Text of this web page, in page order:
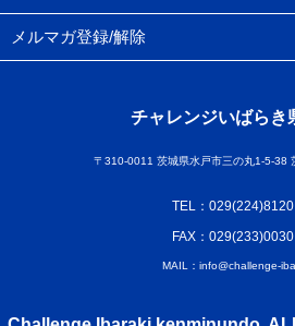
メルマガ登録/解除
チャレンジいばらき
〒310-0011 茨城県水戸市三の丸1-5-38
TEL：029(224)8120
FAX：029(233)0030
MAIL：info@challenge-